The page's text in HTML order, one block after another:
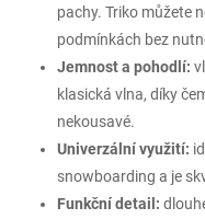
pachy. Triko můžete
podmínkách bez
Jemnost a pohodlí:
klasická vlna, díky
nekousavé.
Univerzální využití:
snowboarding a je
Funkční detail: